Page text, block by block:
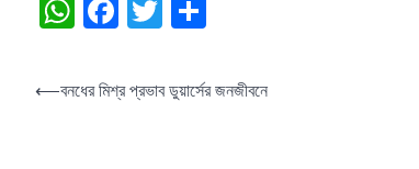
WhatsApp
Facebook
Twitter
Post
⟵বনধের মিশ্র প্রভাব ডুয়ার্সের জনজীবনে